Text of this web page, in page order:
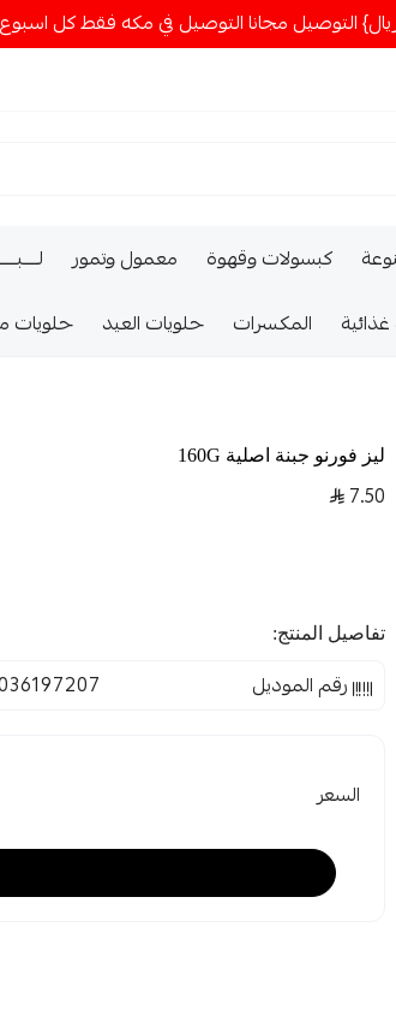
كبسولات وقهوة معمول وتمور
المكسرات حلويات العيد حلويات
ليز فورنو جبنة اصلية 160G
7.50
تفاصيل المنتج:
رقم الموديل
السعر